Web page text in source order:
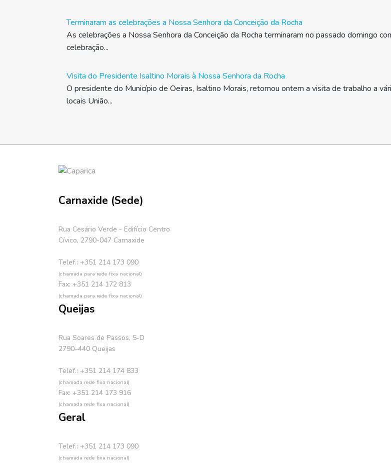
Terminaram as celebrações a Nossa Senhora da Conceição da Rocha
As celebrações a Nossa Senhora da Conceição da Rocha terminaram no passado domingo
celebração...
Visita do Presidente Isaltino Morais à Nossa Senhora da Rocha
O presidente do Município de Oeiras, Isaltino Morais, retomou ontem a visita de trabalho a
locais União...
Carnaxide (Sede)
Rua Cesário Verde - Edifício Centro
Cívico, 2790-047 Carnaxide
Telef.: +351 214 173 090
(chamada para rede fixa nacional)
Fax: +351 214 172 813
(chamada para rede fixa nacional)
Queijas
Rua Soares de Passos, 5-D
2790–440 Queijas
Telef.: +351 214 174 833
(chamada rede fixa nacional)
Fax: +351 214 173 916
(chamada rede fixa nacional)
Geral
Telef.: +351 214 173 090
(chamada rede fixa nacional)